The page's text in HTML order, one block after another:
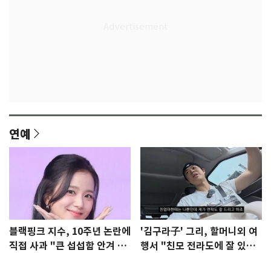
연예
블랙핑크 지수, 10주년 논란에
직접 사과 "큰 섭섭함 안겨 미
'김구라子' 그리, 할머니외 여
행서 "친모 전라도에 잘 있